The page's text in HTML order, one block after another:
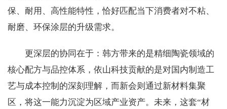
保、耐用、高性能特性，恰好匹配当下消费者对不粘、
耐磨、环保涂层的升级需求。
更深层的协同在于：韩方带来的是精细陶瓷领域的
核心配方与品控体系，依山科技贡献的是对国内制造工
艺与成本控制的深刻理解，而新会则通过新材料集聚
区，将这一能力沉淀为区域产业资产。未来，这套“材